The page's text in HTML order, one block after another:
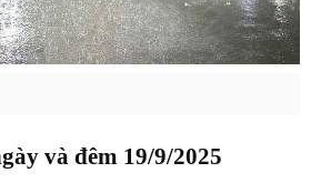
và đêm 19/9/2025